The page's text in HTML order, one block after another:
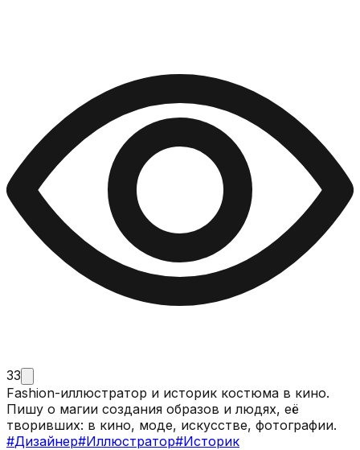
33
Fashion-иллюстратор и историк костюма в кино.
Пишу о магии создания образов и людях, её
творивших: в кино, моде, искусстве, фотографии.
#Дизайнер#Иллюстратор#Историк